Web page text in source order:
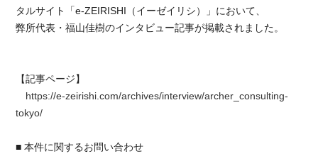
タルサイト「e-ZEIRISHI（イーゼイリシ）」において、
弊所代表・福山佳樹のインタビュー記事が掲載されました。
【記事ページ】
https://e-zeirishi.com/archives/interview/archer_consulting-
tokyo/
■ 本件に関するお問い合わせ